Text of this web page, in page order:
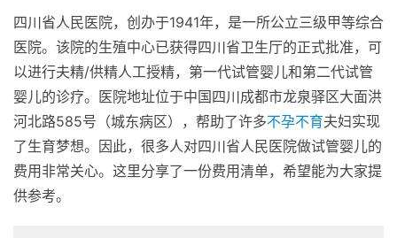
四川省人民医院，创办于1941年，是一所公立三级甲等综合
医院。该院的生殖中心已获得四川省卫生厅的正式批准，可
以进行夫精/供精人工授精，第一代试管婴儿和第二代试管
婴儿的诊疗。医院地址位于中国四川成都市龙泉驿区大面洪
河北路585号（城东病区），帮助了许多不孕不育夫妇实现
了生育梦想。因此，很多人对四川省人民医院做试管婴儿的
费用非常关心。这里分享了一份费用清单，希望能为大家提
供参考。